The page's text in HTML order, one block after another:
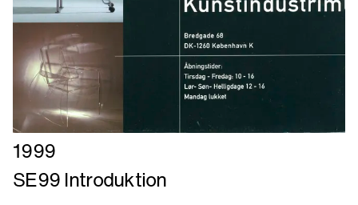
Læs
mere
om
1999
SE99 Introduktion